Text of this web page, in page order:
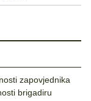
zapovjednika
brigadiru